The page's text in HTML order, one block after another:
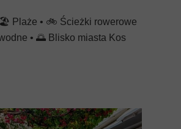
🏖️ Plaże • 🚲 Ścieżki rowerowe
• 🌅 Blisko miasta Kos